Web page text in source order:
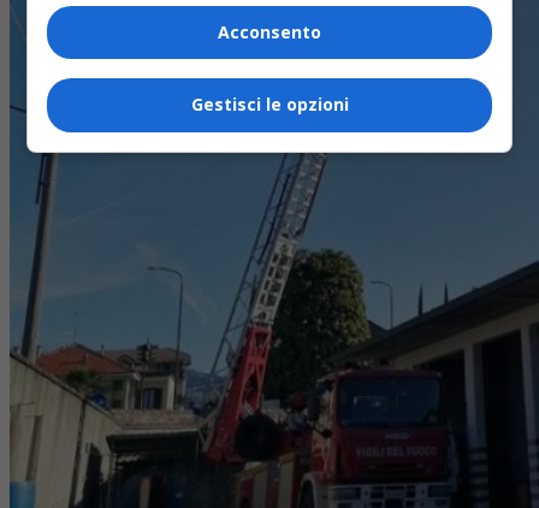
Acconsento
Gestisci le opzioni